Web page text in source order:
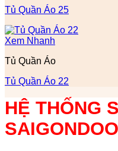
Tủ Quần Áo 25
Xem Nhanh
Tủ Quần Áo
Tủ Quần Áo 22
HỆ THỐNG